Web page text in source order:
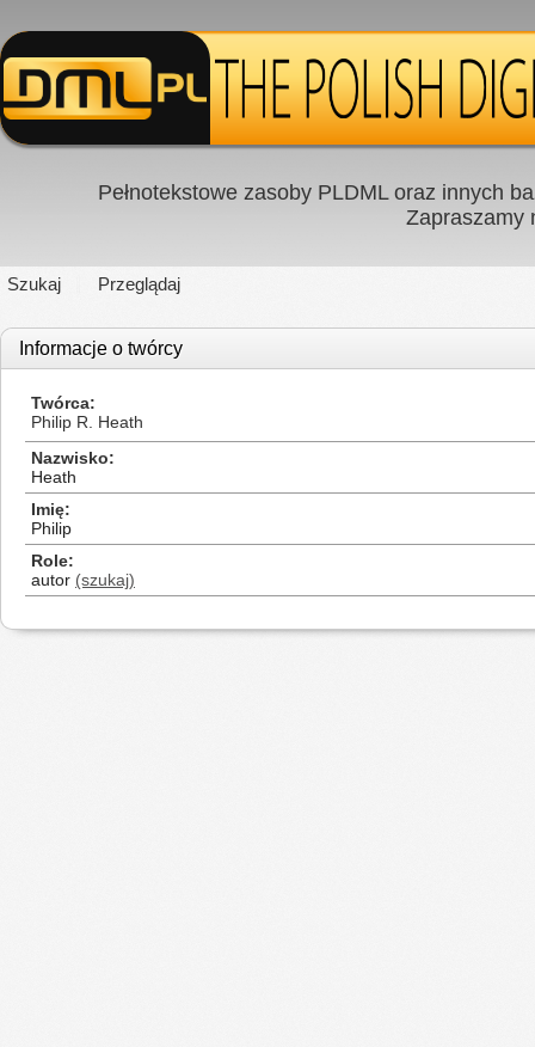
Pełnotekstowe zasoby PLDML oraz innych
Zapraszamy
Szukaj Przeglądaj
Informacje o twórcy
Twórca
Philip R. Heath
Nazwisko
Heath
Imię
Philip
Role
autor (szukaj)